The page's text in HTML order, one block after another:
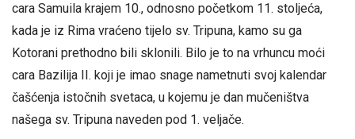
cara Samuila krajem 10., odnosno početkom 11. stoljeća,
kada je iz Rima vraćeno tijelo sv. Tripuna, kamo su ga
Kotorani prethodno bili sklonili. Bilo je to na vrhuncu moći
cara Bazilija II. koji je imao snage nametnuti svoj kalendar
čašćenja istočnih svetaca, u kojemu je dan mučeništva
našega sv. Tripuna naveden pod 1. veljače.